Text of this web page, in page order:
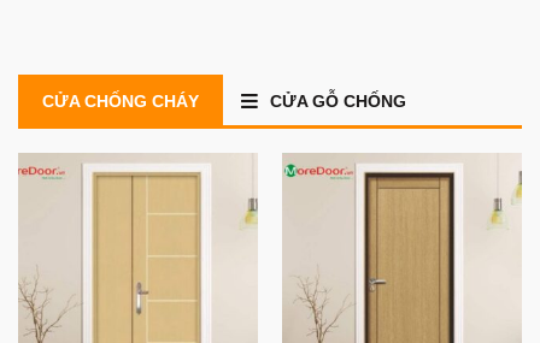
CỬA CHỐNG CHÁY CỬA GỖ CHỐNG
CHÁY